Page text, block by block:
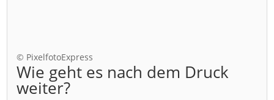
© PixelfotoExpress
Wie geht es nach dem Druck
weiter?